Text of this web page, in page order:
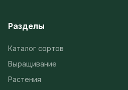
Разделы
Каталог сортов
Выращивание
Растения